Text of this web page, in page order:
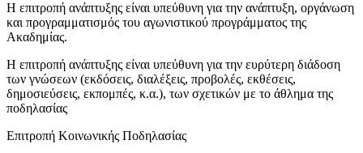
Η επιτροπή ανάπτυξης είναι υπεύθυνη για την ανάπτυξη, οργάνωση
και προγραμματισμός του αγωνιστικού προγράμματος της
Ακαδημίας.
Η επιτροπή ανάπτυξης είναι υπεύθυνη για την ευρύτερη διάδοση
των γνώσεων (εκδόσεις, διαλέξεις, προβολές, εκθέσεις,
δημοσιεύσεις, εκπομπές, κ.α.), των σχετικών με το άθλημα της
ποδηλασίας
Επιτροπή Κοινωνικής Ποδηλασίας